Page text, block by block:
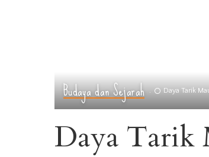
Budaya dan Sejarah Daya Tarik
Daya Tarik